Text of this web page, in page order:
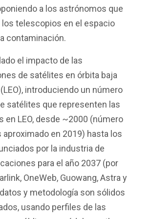
a los astrónomos que
telescopios en el espacio
contaminación.
el impacto de las
de satélites en órbita baja
introduciendo un número
satélites que representen las
en LEO, desde ~2000 (número
aproximado en 2019) hasta los
por la industria de
para el año 2037 (por
OneWeb, Guowang, Astra y
y metodología son sólidos
usando perfiles de las